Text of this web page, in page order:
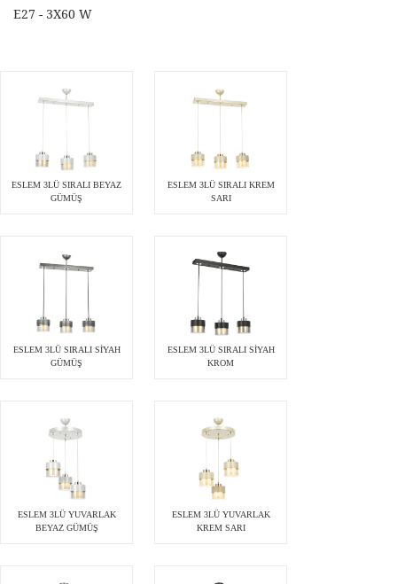
E27 - 3X60 W
ESLEM 3LÜ SIRALI BEYAZ
GÜMÜŞ
ESLEM 3LÜ SIRALI KREM
SARI
ESLEM 3LÜ SIRALI SİYAH
GÜMÜŞ
ESLEM 3LÜ SIRALI SİYAH
KROM
ESLEM 3LÜ YUVARLAK
BEYAZ GÜMÜŞ
ESLEM 3LÜ YUVARLAK
KREM SARI